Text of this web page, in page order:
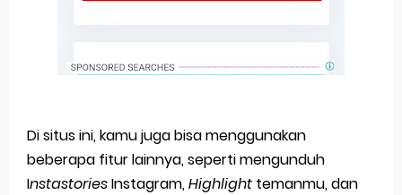
Di situs ini, kamu juga bisa menggunakan
beberapa fitur lainnya, seperti mengunduh
InstastoriesInstagram,Highlight temanmu, dan